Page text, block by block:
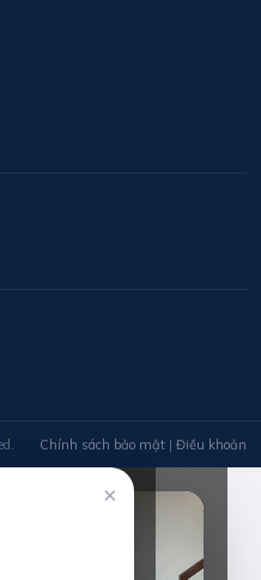
Chính sách bảo mật | Điều khoản
×